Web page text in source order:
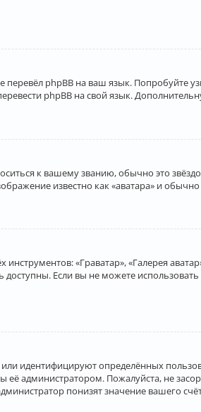
phpBB на ваш язык. Попробуйте
phpBB на свой язык.
к вашему званию, обычно это
известно как «аватара» и
«Граватар», «Галерея
Если вы не можете
идентифицируют определённых
администратором. Пожалуйста, не
понизят значение вашего